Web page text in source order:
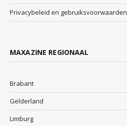
Privacybeleid en gebruiksvoorwaarden
MAXAZINE REGIONAAL
Brabant
Gelderland
Limburg